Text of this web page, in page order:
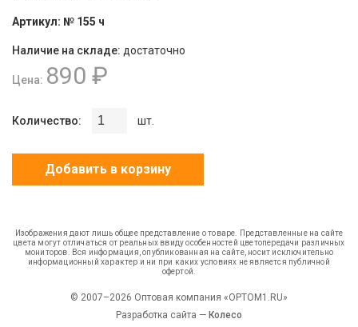
Артикул: № 155 ч
Наличие на складе: достаточно
Цена: 890 ₽
Количество: шт.
Добавить в корзину
Изображения дают лишь общее представление о товаре. Представленные на сайте
цвета могут отличаться от реальных ввиду особенностей цветопередачи различных
мониторов. Вся информация, опубликованная на сайте, носит исключительно
информационный характер и ни при каких условиях не является публичной
офертой.
© 2007–2026 Оптовая компания «OPTOM1.RU»
Разработка сайта — Колесо